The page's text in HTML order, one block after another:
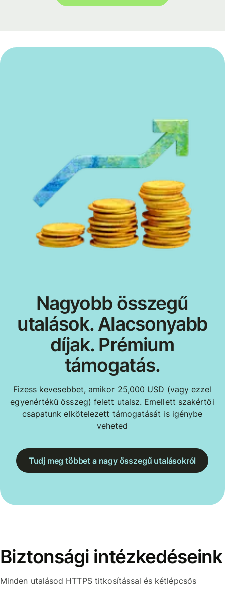
Nagyobb összegű
utalások. Alacsonyabb
díjak. Prémium
támogatás.
Fizess kevesebbet, amikor 25,000 USD (vagy ezzel
egyenértékű összeg) felett utalsz. Emellett szakértői
csapatunk elkötelezett támogatását is igénybe
veheted
Tudj meg többet a nagy összegű utalásokról
Biztonsági intézkedéseink
Minden utalásod HTTPS titkosítással és kétlépcsős